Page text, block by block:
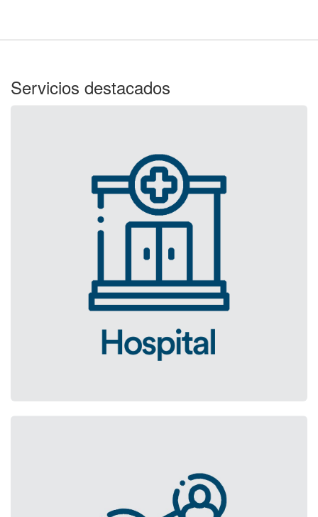
Servicios destacados